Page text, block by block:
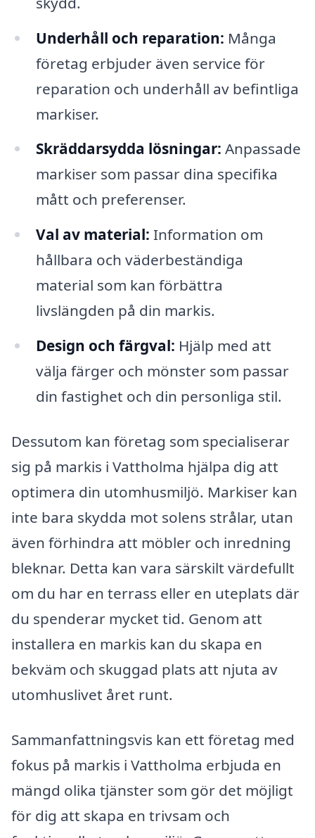
Underhåll och reparation: Många
företag erbjuder även service för
reparation och underhåll av befintliga
markiser.
Skräddarsydda lösningar: Anpassade
markiser som passar dina specifika
mått och preferenser.
Val av material: Information om
hållbara och väderbeständiga
material som kan förbättra
livslängden på din markis.
Design och färgval: Hjälp med att
välja färger och mönster som passar
din fastighet och din personliga stil.
Dessutom kan företag som specialiserar
sig på markis i Vattholma hjälpa dig att
optimera din utomhusmiljö. Markiser kan
inte bara skydda mot solens strålar, utan
även förhindra att möbler och inredning
bleknar. Detta kan vara särskilt värdefullt
om du har en terrass eller en uteplats där
du spenderar mycket tid. Genom att
installera en markis kan du skapa en
bekväm och skuggad plats att njuta av
utomhuslivet året runt.
Sammanfattningsvis kan ett företag med
fokus på markis i Vattholma erbjuda en
mängd olika tjänster som gör det möjligt
för dig att skapa en trivsam och